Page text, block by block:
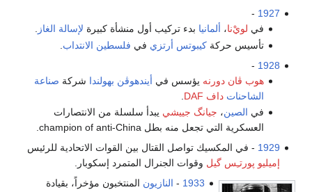
1927
-
في لويْ‌نا، ألمانيا بدء تركيب أول منشأة كبيرة لإسالة الغاز .
تأسيس حركة كيبوتس أرتزي في فلسطين الانتداب
1928
-
هوب ڤان دورنه يؤسس في أيندهوڤن بهولندا شركة صناعة
الشاحنات داف DAF
في الصين، جيانگ جييشي يبدأ سلسلة من الانتصارات
العسكرية التي تجعل منه بطل champion of anti-China.
1929 - في المكسيك تواصل القتال بين القوات الاتحادية للرئيس
إميليو پورتـِس گيل وقوات الجنرال المتمرد إسكوبار.
1933
- النازيون المنتخبون مؤخراً، بقيادة